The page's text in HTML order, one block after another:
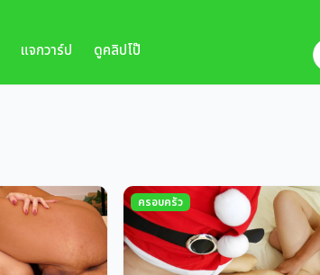
แจกวาร์ป ดูคลิปโป๊
ครอบครัว